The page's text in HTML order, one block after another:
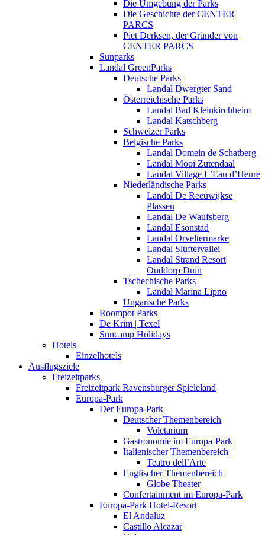
Die Umgebung der Parks
Die Geschichte der CENTER
PARCS
Piet Derksen, der Gründer von
CENTER PARCS
Sunparks
Landal GreenParks
Deutsche Parks
Landal Dwergter Sand
Österreichische Parks
Landal Bad Kleinkirchheim
Landal Katschberg
Schweizer Parks
Belgische Parks
Landal Domein de Schatberg
Landal Mooi Zutendaal
Landal Village L’Eau d’Heure
Niederländische Parks
Landal De Reeuwijkse
Plassen
Landal De Waufsberg
Landal Esonstad
Landal Orveltermarke
Landal Sluftervallei
Landal Strand Resort
Ouddorp Duin
Tschechische Parks
Landal Marina Lipno
Ungarische Parks
Roompot Parks
De Krim | Texel
Suncamp Holidays
Hotels
Einzelhotels
Ausflugsziele
Freizeitparks
Freizeitpark Ravensburger Spieleland
Europa-Park
Der Europa-Park
Deutscher Themenbereich
Voletarium
Gastronomie im Europa-Park
Italienischer Themenbereich
Teatro dell’Arte
Englischer Themenbereich
Globe Theater
Confertainment im Europa-Park
Europa-Park Hotel-Resort
El Andaluz
Castillo Alcazar